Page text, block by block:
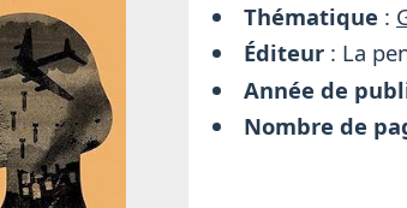
Thématique :
Éditeur : La
Année de
Nombre de